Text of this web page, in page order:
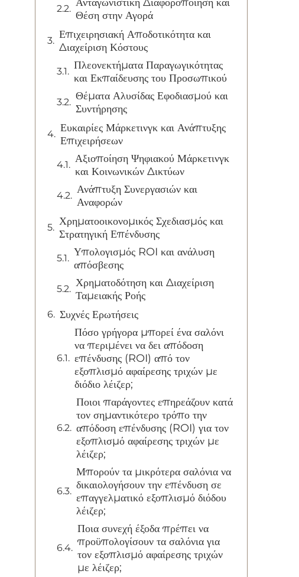
Θέση στην Αγορά
Επιχειρησιακή Αποδοτικότητα και
Διαχείριση Κόστους
Πλεονεκτήματα Παραγωγικότητας
και Εκπαίδευσης του Προσωπικού
Θέματα Αλυσίδας Εφοδιασμού και
Συντήρησης
Ευκαιρίες Μάρκετινγκ και Ανάπτυξης
Επιχειρήσεων
Αξιοποίηση Ψηφιακού Μάρκετινγκ
και Κοινωνικών Δικτύων
Ανάπτυξη Συνεργασιών και
Αναφορών
Χρηματοοικονομικός Σχεδιασμός και
Στρατηγική Επένδυσης
Υπολογισμός ROI και ανάλυση
απόσβεσης
Χρηματοδότηση και Διαχείριση
Ταμειακής Ροής
Συχνές Ερωτήσεις
Πόσο γρήγορα μπορεί ένα σαλόνι
να περιμένει να δει απόδοση
επένδυσης (ROI) από τον
εξοπλισμό αφαίρεσης τριχών με
διόδιο λέιζερ;
Ποιοι παράγοντες επηρεάζουν κατά
τον σημαντικότερο τρόπο την
απόδοση επένδυσης (ROI) για τον
εξοπλισμό αφαίρεσης τριχών με
λέιζερ;
Μπορούν τα μικρότερα σαλόνια να
δικαιολογήσουν την επένδυση σε
επαγγελματικό εξοπλισμό διόδου
λέιζερ;
Ποια συνεχή έξοδα πρέπει να
προϋπολογίσουν τα σαλόνια για
τον εξοπλισμό αφαίρεσης τριχών
με λέιζερ;